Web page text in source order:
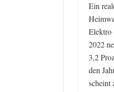
Ein
Elektro
2022
3,2
den
scheint